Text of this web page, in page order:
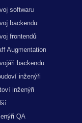
softwaru
backendu
frontendů
Augmentation
backendu
inženýři
inženýři
QA